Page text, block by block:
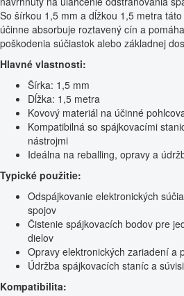
So šírkou 1,5 mm a dĺžkou 1,5 metra
účinne absorbuje roztavený cín a
poškodenia súčiastok alebo základnej
Hlavné vlastnosti:
Šírka: 1,5 mm
Dĺžka: 1,5 metra
Kovový materiál na účinné
Kompatibilná so spájkovacími
nástrojmi
Ideálna na reballing, opravy a
Typické použitie:
Odspájkovanie elektronických
spojov
Čistenie spájkovacích bodov pre
dielov
Opravy elektronických zariadení a
Údržba spájkovacích staníc a
Kompatibilita: